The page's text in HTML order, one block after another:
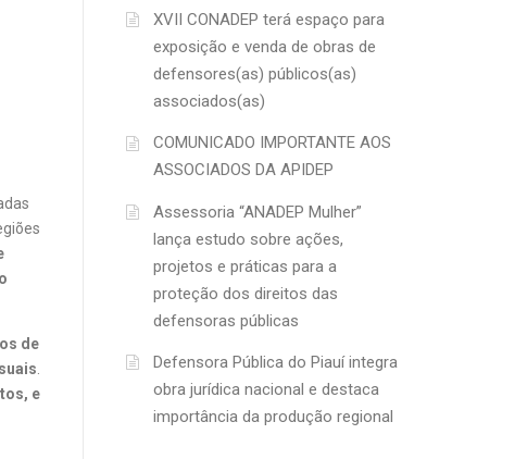
de
e
XVII CONADEP terá espaço para
exposição e venda de obras de
defensores(as) públicos(as)
associados(as)
COMUNICADO IMPORTANTE AOS
ASSOCIADOS DA APIDEP
Assessoria “ANADEP Mulher”
lança estudo sobre ações,
projetos e práticas para a
proteção dos direitos das
defensoras públicas
Defensora Pública do Piauí integra
obra jurídica nacional e destaca
importância da produção regional